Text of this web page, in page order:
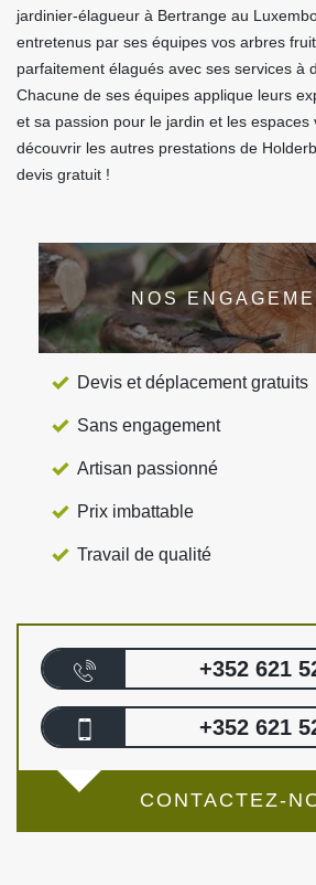
jardinier-élagueur à Bertrange au
entretenus par ses équipes vos arbres
parfaitement élagués avec ses services à
Chacune de ses équipes applique leurs
et sa passion pour le jardin et les espaces
découvrir les autres prestations de
devis gratuit !
NOS
Devis et déplacement gratuits
Sans engagement
Artisan passionné
Prix imbattable
Travail de qualité
+352 621
+352 621
CONTACTEZ-